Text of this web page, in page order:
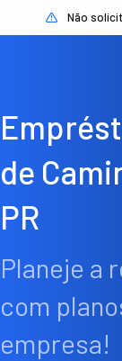
Não
de
PR
Planeje a
com
empresa!